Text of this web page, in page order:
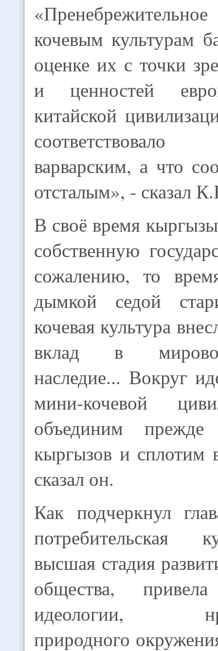
кочевым культурам
оценке их с точки
и ценностей
китайской
соответствовало
варварским, а что
отсталым», - сказал
В своё время
собственную
сожалению, то
дымкой седой
кочевая культура
вклад в
наследие... Вокруг
мини-кочевой
объединим
кыргызов и
сказал он.
Как подчеркнул
потребительская
высшая стадия
общества,
идеологии,
природного